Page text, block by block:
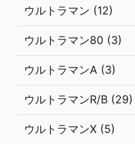
ウルトラマン (12)
ウルトラマン80 (3)
ウルトラマンA (3)
ウルトラマンR/B (29)
ウルトラマンX (5)